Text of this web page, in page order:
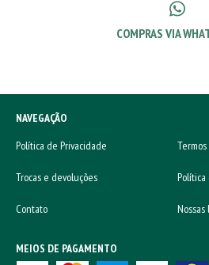
COMPRAS VIA
NAVEGAÇÃO
Política de Privacidade
Trocas e devoluções Política
Contato Nossas
MEIOS DE PAGAMENTO